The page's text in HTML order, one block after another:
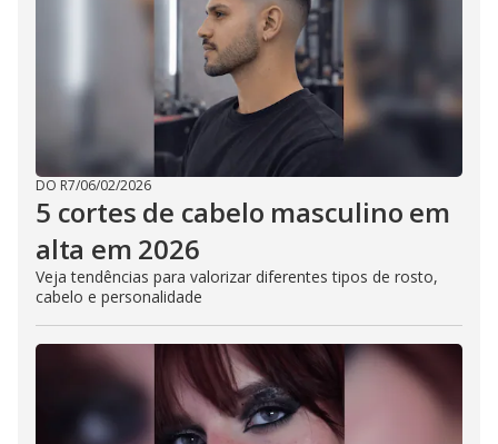
DO R7/06/02/2026
5 cortes de cabelo masculino em
alta em 2026
Veja tendências para valorizar diferentes tipos de rosto,
cabelo e personalidade